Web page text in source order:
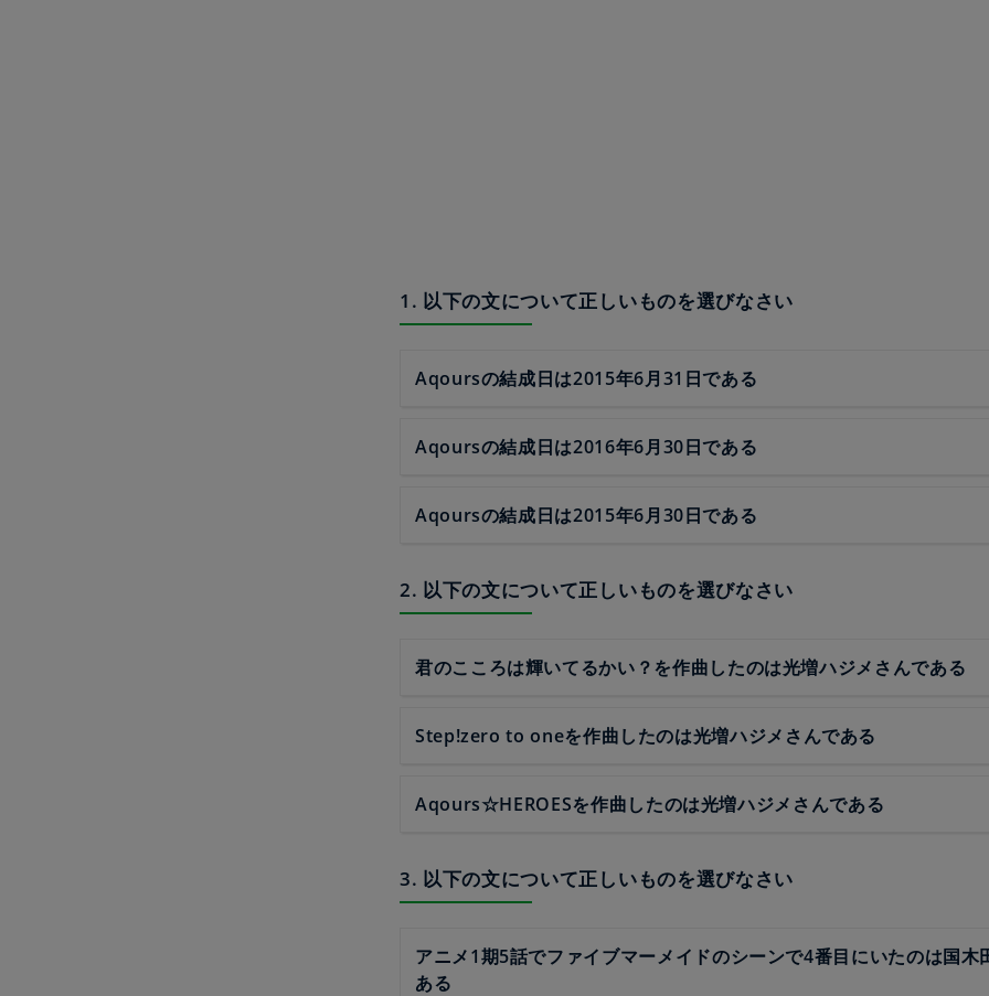
1. 以下の文について正しいものを選びなさい
Aqoursの結成日は2015年6月31日である
Aqoursの結成日は2016年6月30日である
Aqoursの結成日は2015年6月30日である
2. 以下の文について正しいものを選びなさい
君のこころは輝いてるかい？を作曲したのは光増ハジメさんである
Step!zero to oneを作曲したのは光増ハジメさんである
Aqours☆HEROESを作曲したのは光増ハジメさんである
3. 以下の文について正しいものを選びなさい
アニメ1期5話でファイブマーメイドのシーンで4番目にいたのは国木
ある